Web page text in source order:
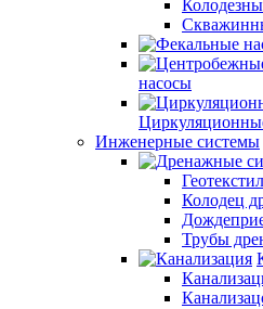
насосы
Инженерные системы
Колодец
Трубы